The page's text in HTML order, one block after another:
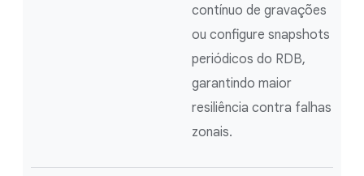
contínuo de gravações
ou configure snapshots
periódicos do RDB,
garantindo maior
resiliência contra falhas
zonais.